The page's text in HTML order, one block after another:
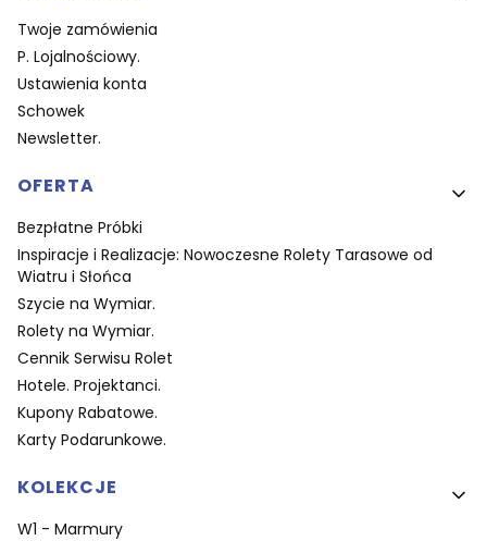
Twoje zamówienia
P. Lojalnościowy.
Ustawienia konta
Schowek
Newsletter.
OFERTA
Bezpłatne Próbki
Inspiracje i Realizacje: Nowoczesne Rolety Tarasowe od
Wiatru i Słońca
Szycie na Wymiar.
Rolety na Wymiar.
Cennik Serwisu Rolet
Hotele. Projektanci.
Kupony Rabatowe.
Karty Podarunkowe.
KOLEKCJE
W1 - Marmury